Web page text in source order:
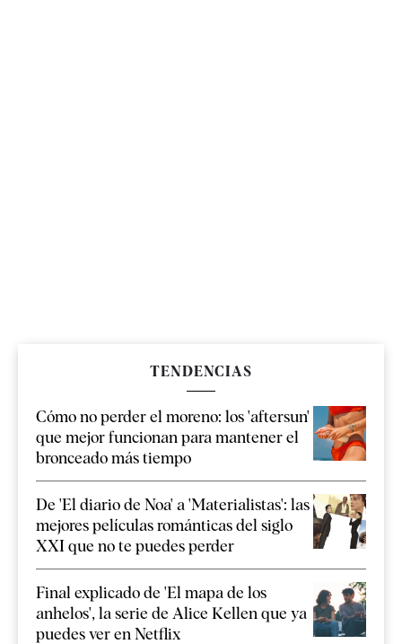
TENDENCIAS
Cómo no perder el moreno: los 'aftersun'
que mejor funcionan para mantener el
bronceado más tiempo
De 'El diario de Noa' a 'Materialistas': las
mejores películas románticas del siglo
XXI que no te puedes perder
Final explicado de 'El mapa de los
anhelos', la serie de Alice Kellen que ya
puedes ver en Netflix